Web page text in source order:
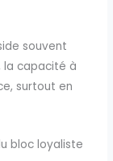
souvent
la capacité à
surtout en
bloc loyaliste